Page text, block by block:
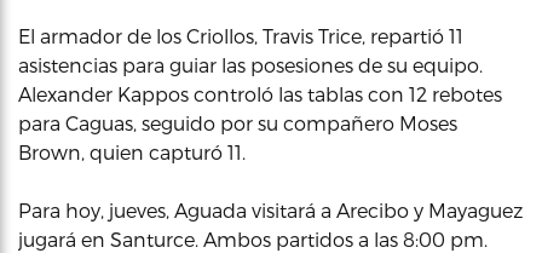
El armador de los Criollos, Travis Trice, repartió 11
asistencias para guiar las posesiones de su equipo.
Alexander Kappos controló las tablas con 12 rebotes
para Caguas, seguido por su compañero Moses
Brown, quien capturó 11.
Para hoy, jueves, Aguada visitará a Arecibo y Mayaguez
jugará en Santurce. Ambos partidos a las 8:00 pm.